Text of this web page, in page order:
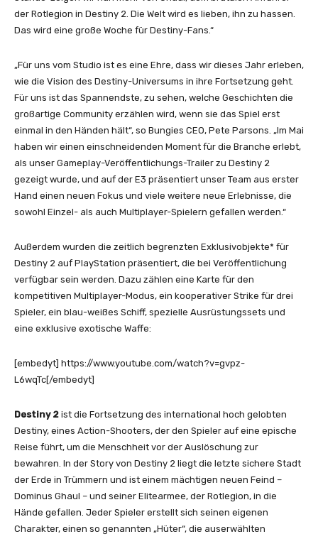
der Rotlegion in Destiny 2. Die Welt wird es lieben, ihn zu hassen.
Das wird eine große Woche für Destiny-Fans.“
„Für uns vom Studio ist es eine Ehre, dass wir dieses Jahr erleben,
wie die Vision des Destiny-Universums in ihre Fortsetzung geht.
Für uns ist das Spannendste, zu sehen, welche Geschichten die
großartige Community erzählen wird, wenn sie das Spiel erst
einmal in den Händen hält“, so Bungies CEO, Pete Parsons. „Im Mai
haben wir einen einschneidenden Moment für die Branche erlebt,
als unser Gameplay-Veröffentlichungs-Trailer zu Destiny 2
gezeigt wurde, und auf der E3 präsentiert unser Team aus erster
Hand einen neuen Fokus und viele weitere neue Erlebnisse, die
sowohl Einzel- als auch Multiplayer-Spielern gefallen werden.“
Außerdem wurden die zeitlich begrenzten Exklusivobjekte* für
Destiny 2 auf PlayStation präsentiert, die bei Veröffentlichung
verfügbar sein werden. Dazu zählen eine Karte für den
kompetitiven Multiplayer-Modus, ein kooperativer Strike für drei
Spieler, ein blau-weißes Schiff, spezielle Ausrüstungssets und
eine exklusive exotische Waffe:
[embedyt] https://www.youtube.com/watch?v=gvpz-
L6wqTc[/embedyt]
Destiny 2 ist die Fortsetzung des international hoch gelobten
Destiny, eines Action-Shooters, der den Spieler auf eine epische
Reise führt, um die Menschheit vor der Auslöschung zur
bewahren. In der Story von Destiny 2 liegt die letzte sichere Stadt
der Erde in Trümmern und ist einem mächtigen neuen Feind –
Dominus Ghaul – und seiner Elitearmee, der Rotlegion, in die
Hände gefallen. Jeder Spieler erstellt sich seinen eigenen
Charakter, einen so genannten „Hüter“, die auserwählten